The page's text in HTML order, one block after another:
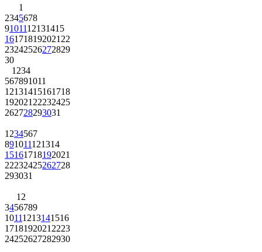
1
2345678
9101112131415
161718192021 22
23242526272829
30
1 234
567891011
12131415161718
192021 22232425
262728293031
1 234567
891011121314
15161718192021
22232425262728
293031
1 2
3456789
10111213141516
1718192021 2223
24252627282930